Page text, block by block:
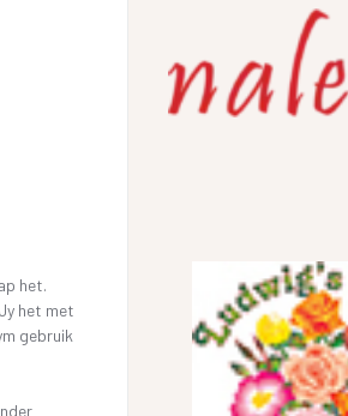
het.
het met
gebruik